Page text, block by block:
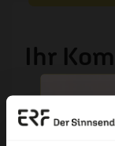
Ihr
Name: